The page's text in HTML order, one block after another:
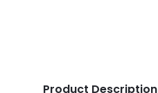
Product Description